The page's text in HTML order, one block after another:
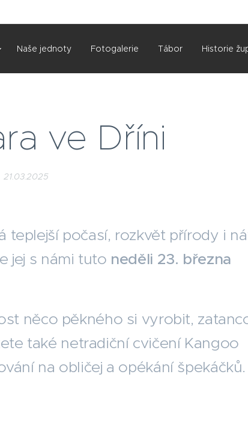
Naše jednoty Fotogalerie Tábor Historie
ve Dříni
21.03.2025
teplejší počasí, rozkvět přírody i
jej s námi tuto neděli 23. března
něco pěkného si vyrobit,
také netradiční cvičení Kangoo
na obličej a opékání špekáčků.